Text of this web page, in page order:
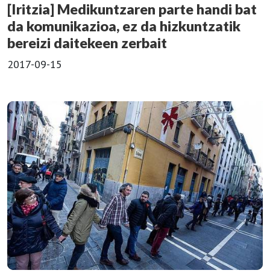
[Iritzia] Medikuntzaren parte handi bat
da komunikazioa, ez da hizkuntzatik
bereizi daitekeen zerbait
2017-09-15